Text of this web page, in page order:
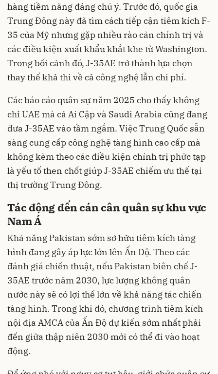
hàng tiềm năng đáng chú ý. Trước đó, quốc gia
Trung Đông này đã tìm cách tiếp cận tiêm kích F-
35 của Mỹ nhưng gặp nhiều rào cản chính trị và
các điều kiện xuất khẩu khắt khe từ Washington.
Trong bối cảnh đó, J-35AE trở thành lựa chọn
thay thế khả thi về cả công nghệ lẫn chi phí.
Các báo cáo quân sự năm 2025 cho thấy không
chỉ UAE mà cả Ai Cập và Saudi Arabia cũng đang
đưa J-35AE vào tầm ngắm. Việc Trung Quốc sẵn
sàng cung cấp công nghệ tàng hình cao cấp mà
không kèm theo các điều kiện chính trị phức tạp
là yếu tố then chốt giúp J-35AE chiếm ưu thế tại
thị trường Trung Đông.
Tác động đến cán cân quân sự khu vực
Nam Á
Khả năng Pakistan sớm sở hữu tiêm kích tàng
hình đang gây áp lực lớn lên Ấn Độ. Theo các
đánh giá chiến thuật, nếu Pakistan biên chế J-
35AE trước năm 2030, lực lượng không quân
nước này sẽ có lợi thế lớn về khả năng tác chiến
tàng hình. Trong khi đó, chương trình tiêm kích
nội địa AMCA của Ấn Độ dự kiến sớm nhất phải
đến giữa thập niên 2030 mới có thể đi vào hoạt
động.